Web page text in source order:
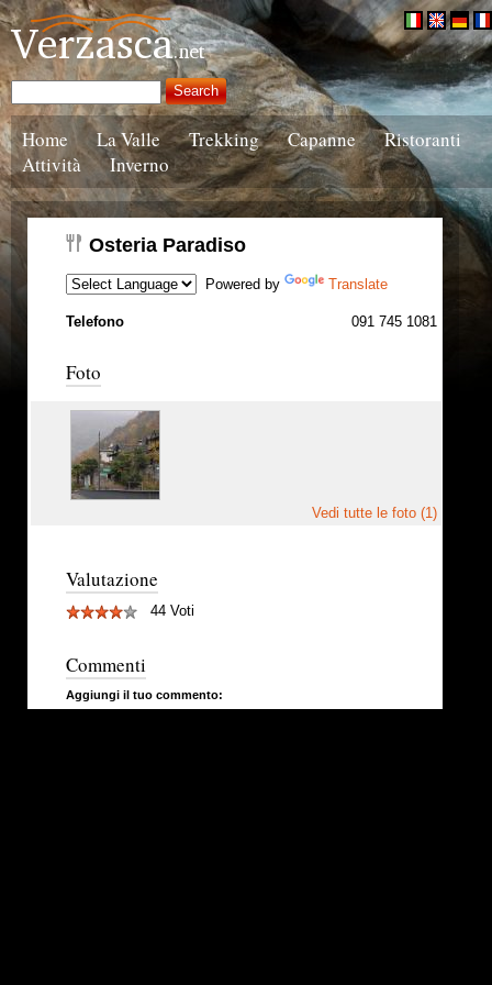
Home La Valle Trekking Capanne
Ristoranti
Attività
Inverno
Osteria Paradiso
Powered by Translate
Telefono 091 745 1081
Foto
Vedi tutte le foto (1)
Valutazione
44 Voti
Commenti
Aggiungi il tuo commento: